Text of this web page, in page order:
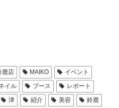
鹿店 MAIKO
イベント
イル ブース
レポート
津 紹介 美容 鈴鹿